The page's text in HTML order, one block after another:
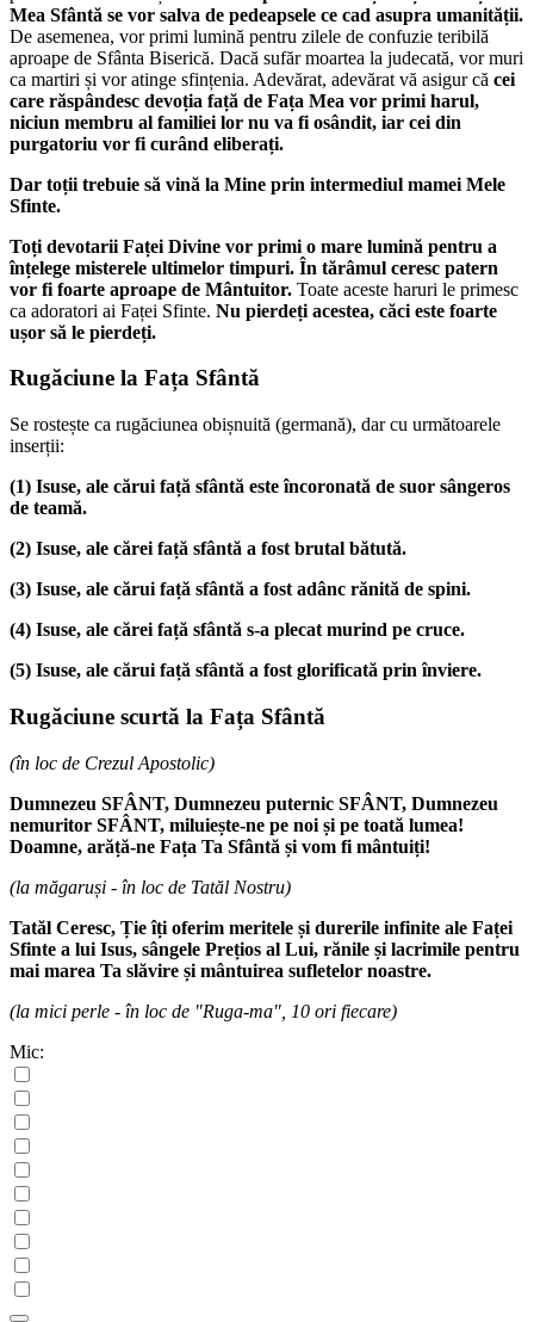
Mea Sfântă se vor salva de pedeapsele ce cad asupra umanității.
De asemenea, vor primi lumină pentru zilele de confuzie teribilă
aproape de Sfânta Biserică. Dacă sufăr moartea la judecată, vor muri
ca martiri și vor atinge sfințenia. Adevărat, adevărat vă asigur că cei
care răspândesc devoția față de Fața Mea vor primi harul,
niciun membru al familiei lor nu va fi osândit, iar cei din
purgatoriu vor fi curând eliberați.
Dar toții trebuie să vină la Mine prin intermediul mamei Mele
Sfinte.
Toți devotarii Faței Divine vor primi o mare lumină pentru a
înțelege misterele ultimelor timpuri. În tărâmul ceresc patern
vor fi foarte aproape de Mântuitor. Toate aceste haruri le primesc
ca adoratori ai Faței Sfinte. Nu pierdeți acestea, căci este foarte
ușor să le pierdeți.
Rugăciune la Fața Sfântă
Se rostește ca rugăciunea obișnuită (germană), dar cu următoarele
inserții:
(1) Isuse, ale cărui față sfântă este încoronată de suor sângeros
de teamă.
(2) Isuse, ale cărei față sfântă a fost brutal bătută.
(3) Isuse, ale cărui față sfântă a fost adânc rănită de spini.
(4) Isuse, ale cărei față sfântă s-a plecat murind pe cruce.
(5) Isuse, ale cărui față sfântă a fost glorificată prin înviere.
Rugăciune scurtă la Fața Sfântă
(în loc de Crezul Apostolic)
Dumnezeu SFÂNT, Dumnezeu puternic SFÂNT, Dumnezeu
nemuritor SFÂNT, miluiește-ne pe noi și pe toată lumea!
Doamne, arăță-ne Fața Ta Sfântă și vom fi mântuiți!
(la măgaruși - în loc de Tatăl Nostru)
Tatăl Ceresc, Ție îți oferim meritele și durerile infinite ale Faței
Sfinte a lui Isus, sângele Prețios al Lui, rănile și lacrimile pentru
mai marea Ta slăvire și mântuirea sufletelor noastre.
(la mici perle - în loc de "Ruga-ma", 10 ori fiecare)
Mic: